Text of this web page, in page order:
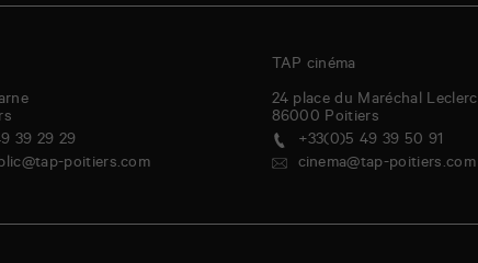
39 29 29
poitiers.com
TAP cinéma
24 place du Maréchal Leclerc
86000 Poitiers
+33(0)5 49 39 50 91
cinema@tap-poitiers.com